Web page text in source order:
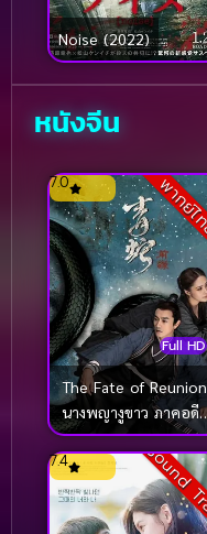
Sci-Fi วิ
Slice of
Noise (2022)
หนังจีน
พากย์
Full HD
7.0
The Fate of Reunion
นางพญางูขาว ภาคอดี
ชาติ (2022)
Sound
7.4